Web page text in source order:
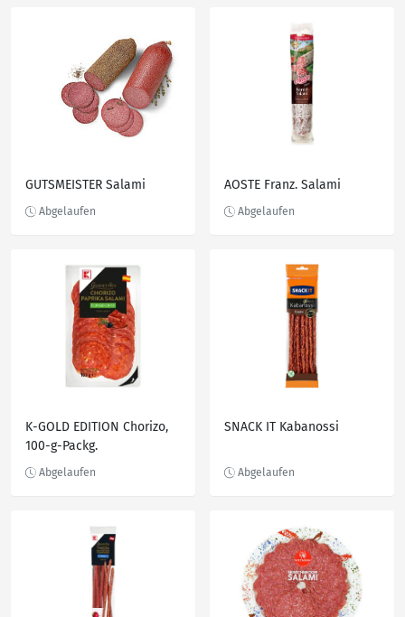
GUTSMEISTER Salami AOSTE Franz. Salami
K-GOLD EDITION Chorizo,
100-g-Packg.
SNACK IT Kabanossi